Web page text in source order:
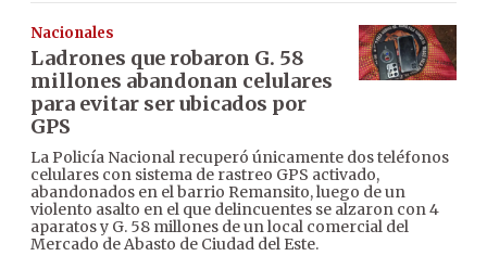
Nacionales
Ladrones que robaron G. 58
millones abandonan celulares
para evitar ser ubicados por
GPS
La Policía Nacional recuperó únicamente dos teléfonos
celulares con sistema de rastreo GPS activado,
abandonados en el barrio Remansito, luego de un
violento asalto en el que delincuentes se alzaron con 4
aparatos y G. 58 millones de un local comercial del
Mercado de Abasto de Ciudad del Este.